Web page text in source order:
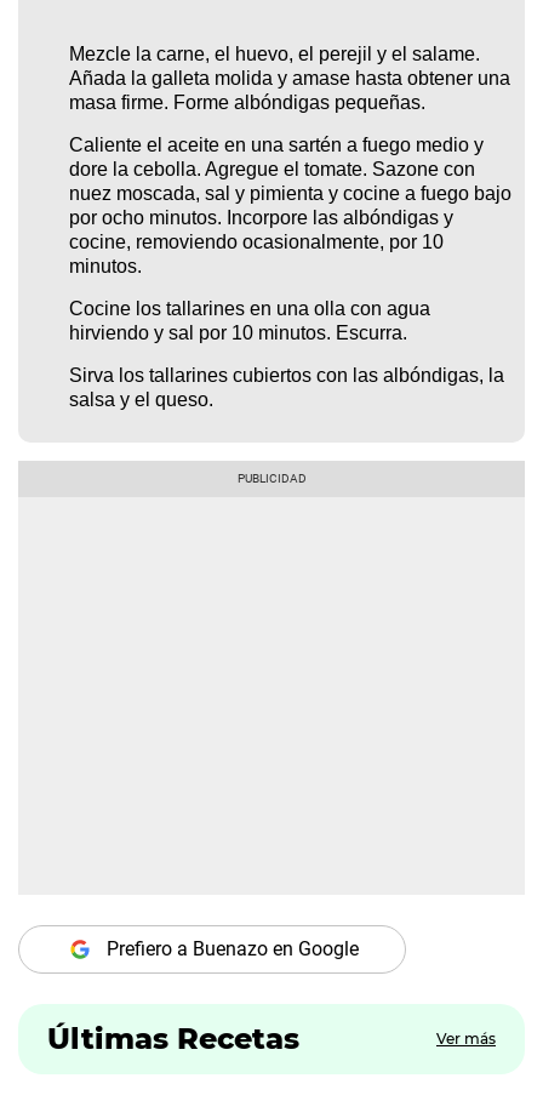
Mezcle la carne, el huevo, el perejil y el salame.
Añada la galleta molida y amase hasta obtener una
masa firme. Forme albóndigas pequeñas.
Caliente el aceite en una sartén a fuego medio y
dore la cebolla. Agregue el tomate. Sazone con
nuez moscada, sal y pimienta y cocine a fuego bajo
por ocho minutos. Incorpore las albóndigas y
cocine, removiendo ocasionalmente, por 10
minutos.
Cocine los tallarines en una olla con agua
hirviendo y sal por 10 minutos. Escurra.
Sirva los tallarines cubiertos con las albóndigas, la
salsa y el queso.
Prefiero a Buenazo en Google
Últimas Recetas Ver más